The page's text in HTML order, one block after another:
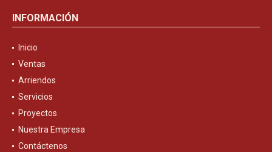
INFORMACIÓN
Inicio
Ventas
Arriendos
Servicios
Proyectos
Nuestra Empresa
Contáctenos